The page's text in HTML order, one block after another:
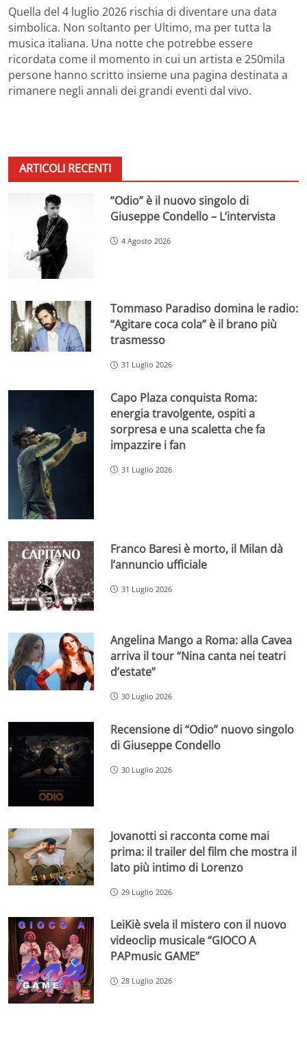
Quella del 4 luglio 2026 rischia di diventare una data
simbolica. Non soltanto per Ultimo, ma per tutta la
musica italiana. Una notte che potrebbe essere
ricordata come il momento in cui un artista e 250mila
persone hanno scritto insieme una pagina destinata a
rimanere negli annali dei grandi eventi dal vivo.
ARTICOLI RECENTI
“Odio” è il nuovo singolo di
Giuseppe Condello – L’intervista
4 Agosto 2026
Tommaso Paradiso domina le radio:
“Agitare coca cola” è il brano più
trasmesso
31 Luglio 2026
Capo Plaza conquista Roma:
energia travolgente, ospiti a
sorpresa e una scaletta che fa
impazzire i fan
31 Luglio 2026
Franco Baresi è morto, il Milan dà
l’annuncio ufficiale
31 Luglio 2026
Angelina Mango a Roma: alla Cavea
arriva il tour “Nina canta nei teatri
d’estate”
30 Luglio 2026
Recensione di “Odio” nuovo singolo
di Giuseppe Condello
30 Luglio 2026
Jovanotti si racconta come mai
prima: il trailer del film che mostra il
lato più intimo di Lorenzo
29 Luglio 2026
LeiKiè svela il mistero con il nuovo
videoclip musicale “GIOCO A
PAPmusic GAME”
28 Luglio 2026